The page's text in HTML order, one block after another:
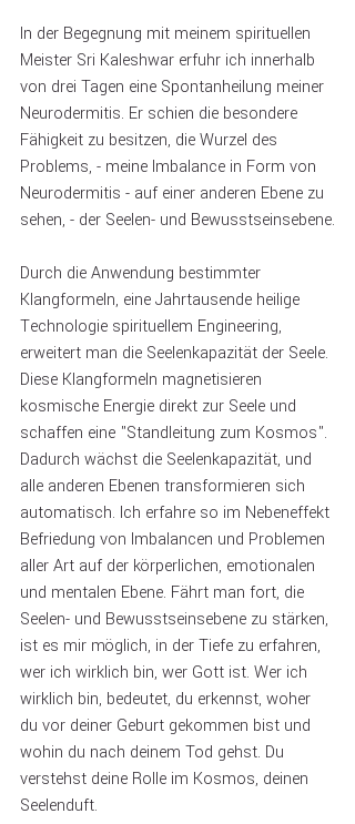
In der Begegnung mit meinem spirituellen
Meister Sri Kaleshwar erfuhr ich innerhalb
von drei Tagen eine Spontanheilung meiner
Neurodermitis. Er schien die besondere
Fähigkeit zu besitzen, die Wurzel des
Problems, - meine Imbalance in Form von
Neurodermitis - auf einer anderen Ebene zu
sehen, - der Seelen- und Bewusstseinsebene.
Durch die Anwendung bestimmter
Klangformeln, eine Jahrtausende heilige
Technologie spirituellem Engineering,
erweitert man die Seelenkapazität der Seele.
Diese Klangformeln magnetisieren
kosmische Energie direkt zur Seele und
schaffen eine "Standleitung zum Kosmos".
Dadurch wächst die Seelenkapazität, und
alle anderen Ebenen transformieren sich
automatisch. Ich erfahre so im Nebeneffekt
Befriedung von Imbalancen und Problemen
aller Art auf der körperlichen, emotionalen
und mentalen Ebene. Fährt man fort, die
Seelen- und Bewusstseinsebene zu stärken,
ist es mir möglich, in der Tiefe zu erfahren,
wer ich wirklich bin, wer Gott ist. Wer ich
wirklich bin, bedeutet, du erkennst, woher
du vor deiner Geburt gekommen bist und
wohin du nach deinem Tod gehst. Du
verstehst deine Rolle im Kosmos, deinen
Seelenduft.